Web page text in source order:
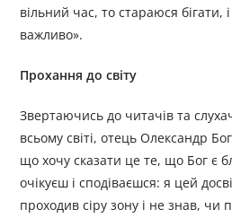
вільний час, то стараюся
важливо».
Прохання до світу
Звертаючись до читачів та
всьому світі, отець Олександр
що хочу сказати це те, що Бог є
очікуєш і сподіваєшся: я цей
проходив сіру зону і не знав, чи